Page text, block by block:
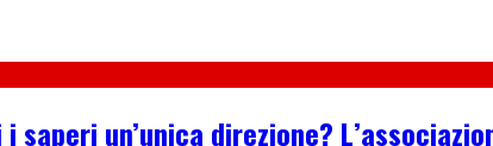
un’unica direzione?